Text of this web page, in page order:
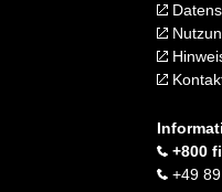
+800
+49